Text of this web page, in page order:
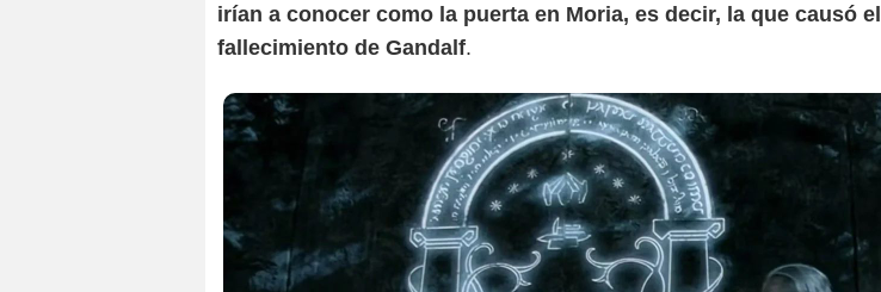
irían a conocer como la puerta en Moria, es decir, la que causó el
fallecimiento de Gandalf.